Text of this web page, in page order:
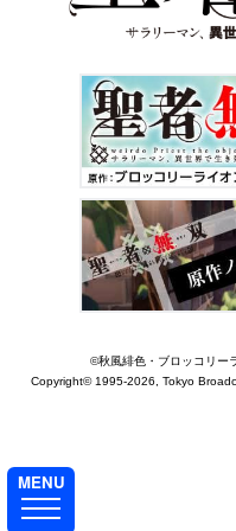
©秋風緋色・ブロッコリー
Copyright©1995-2026, Tokyo